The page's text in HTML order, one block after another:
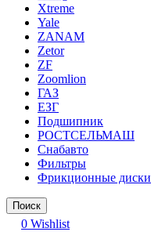
Xtreme
Yale
ZANAM
Zetor
ZF
Zoomlion
ГАЗ
ЕЗГ
Подшипник
РОСТСЕЛЬМАШ
Снабавто
Фильтры
Фрикционные диски
Поиск
0 Wishlist